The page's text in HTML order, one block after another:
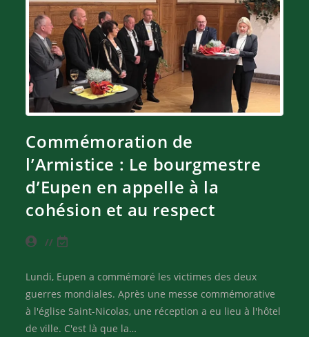
Commémoration de
l’Armistice : Le bourgmestre
d’Eupen en appelle à la
cohésion et au respect
Lundi, Eupen a commémoré les victimes des deux
guerres mondiales. Après une messe commémorative
à l'église Saint-Nicolas, une réception a eu lieu à l'hôtel
de ville. C'est là que la…